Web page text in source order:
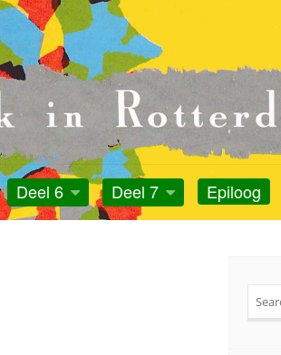
Deel 6 Deel 7 Epiloog
for: